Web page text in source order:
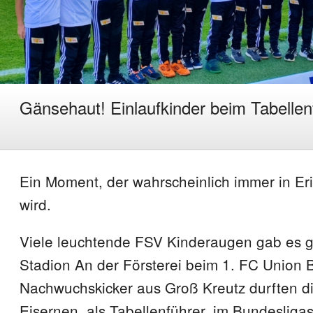
Gänsehaut! Einlaufkinder beim
Ein Moment, der wahrscheinlich immer in
wird.
Viele leuchtende FSV Kinderaugen gab es
Stadion An der Försterei beim 1. FC Union
Nachwuchskicker aus Groß Kreutz durften